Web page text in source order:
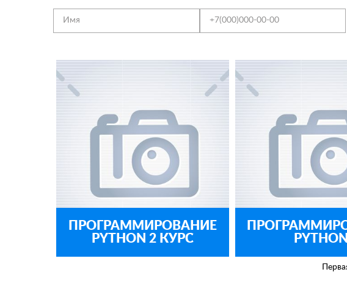
ПРОГРАММИРОВАНИЕ
PYTHON 2 КУРС
PYTHON